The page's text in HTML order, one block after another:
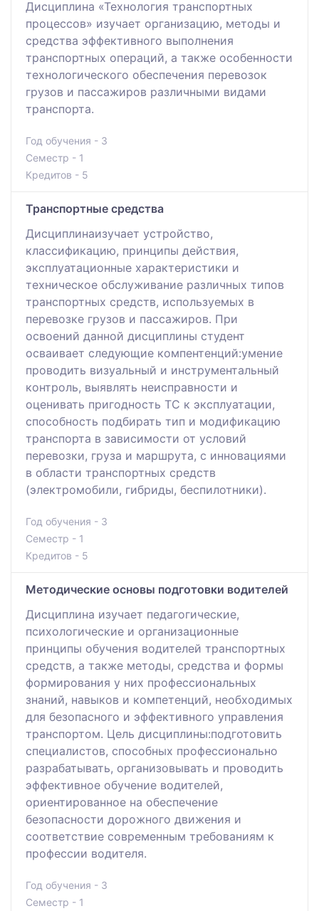
Дисциплина «Технология транспортных
процессов» изучает организацию, методы и
средства эффективного выполнения
транспортных операций, а также особенности
технологического обеспечения перевозок
грузов и пассажиров различными видами
транспорта.
Год обучения - 3
Семестр - 1
Кредитов - 5
Транспортные средства
Дисциплинаизучает устройство,
классификацию, принципы действия,
эксплуатационные характеристики и
техническое обслуживание различных типов
транспортных средств, используемых в
перевозке грузов и пассажиров. При
освоений данной дисциплины студент
осваивает следующие компентенций:умение
проводить визуальный и инструментальный
контроль, выявлять неисправности и
оценивать пригодность ТС к эксплуатации,
способность подбирать тип и модификацию
транспорта в зависимости от условий
перевозки, груза и маршрута, с инновациями
в области транспортных средств
(электромобили, гибриды, беспилотники).
Год обучения - 3
Семестр - 1
Кредитов - 5
Методические основы подготовки водителей
Дисциплина изучает педагогические,
психологические и организационные
принципы обучения водителей транспортных
средств, а также методы, средства и формы
формирования у них профессиональных
знаний, навыков и компетенций, необходимых
для безопасного и эффективного управления
транспортом. Цель дисциплины:подготовить
специалистов, способных профессионально
разрабатывать, организовывать и проводить
эффективное обучение водителей,
ориентированное на обеспечение
безопасности дорожного движения и
соответствие современным требованиям к
профессии водителя.
Год обучения - 3
Семестр - 1